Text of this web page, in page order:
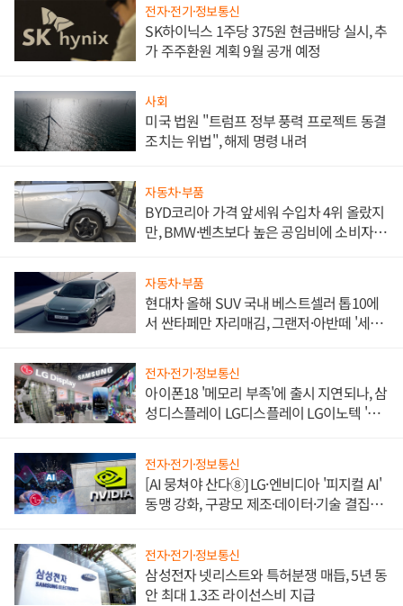
전자·전기·정보통신
SK하이닉스 1주당 375원 현금배당 실시, 추
가 주주환원 계획 9월 공개 예정
사회
미국 법원 "트럼프 정부 풍력 프로젝트 동결
조치는 위법", 해제 명령 내려
자동차·부품
BYD코리아 가격 앞세워 수입차 4위 올랐지
만, BMW·벤츠보다 높은 공임비에 소비자
자동차·부품
현대차 올해 SUV 국내 베스트셀러 톱10에
서 싼타페만 자리매김, 그랜저·아반떼 '세단
전자·전기·정보통신
아이폰18 '메모리 부족'에 출시 지연되나, 삼
성디스플레이 LG디스플레이 LG이노텍 '탈
전자·전기·정보통신
[AI 뭉쳐야 산다⑧] LG·엔비디아 '피지컬 AI'
동맹 강화, 구광모 제조·데이터·기술 결집
전자·전기·정보통신
삼성전자 넷리스트와 특허분쟁 매듭, 5년 동
안 최대 1.3조 라이선스비 지급